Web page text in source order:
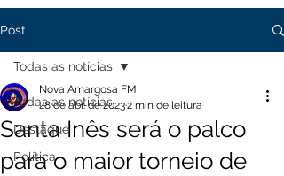
Post
Todas as notícias
Destaque
Política
Todas as notícias
Santa Inês será o palco
para o maior torneio de
Nova Amargosa FM
28 de abr. de 20232 min de leitura